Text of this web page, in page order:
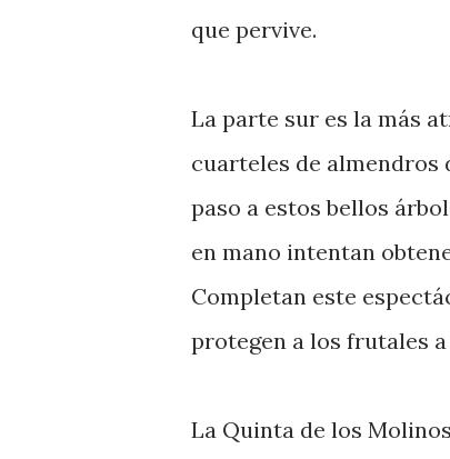
que pervive.
La parte sur es la más
cuarteles de almendros
paso a estos bellos
en mano intentan
Completan este
protegen a los frutales
La Quinta de los